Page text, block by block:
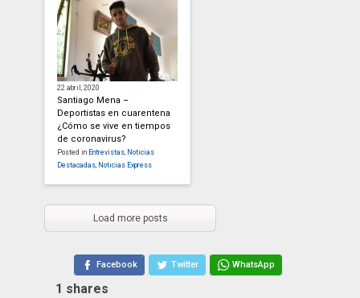
22 abril, 2020
Santiago Mena –
Deportistas en cuarentena
¿Cómo se vive en tiempos
de coronavirus?
Posted in Entrevistas Noticias
Destacadas Noticias Express
Load more posts
Facebook Twitter WhatsApp
1 shares